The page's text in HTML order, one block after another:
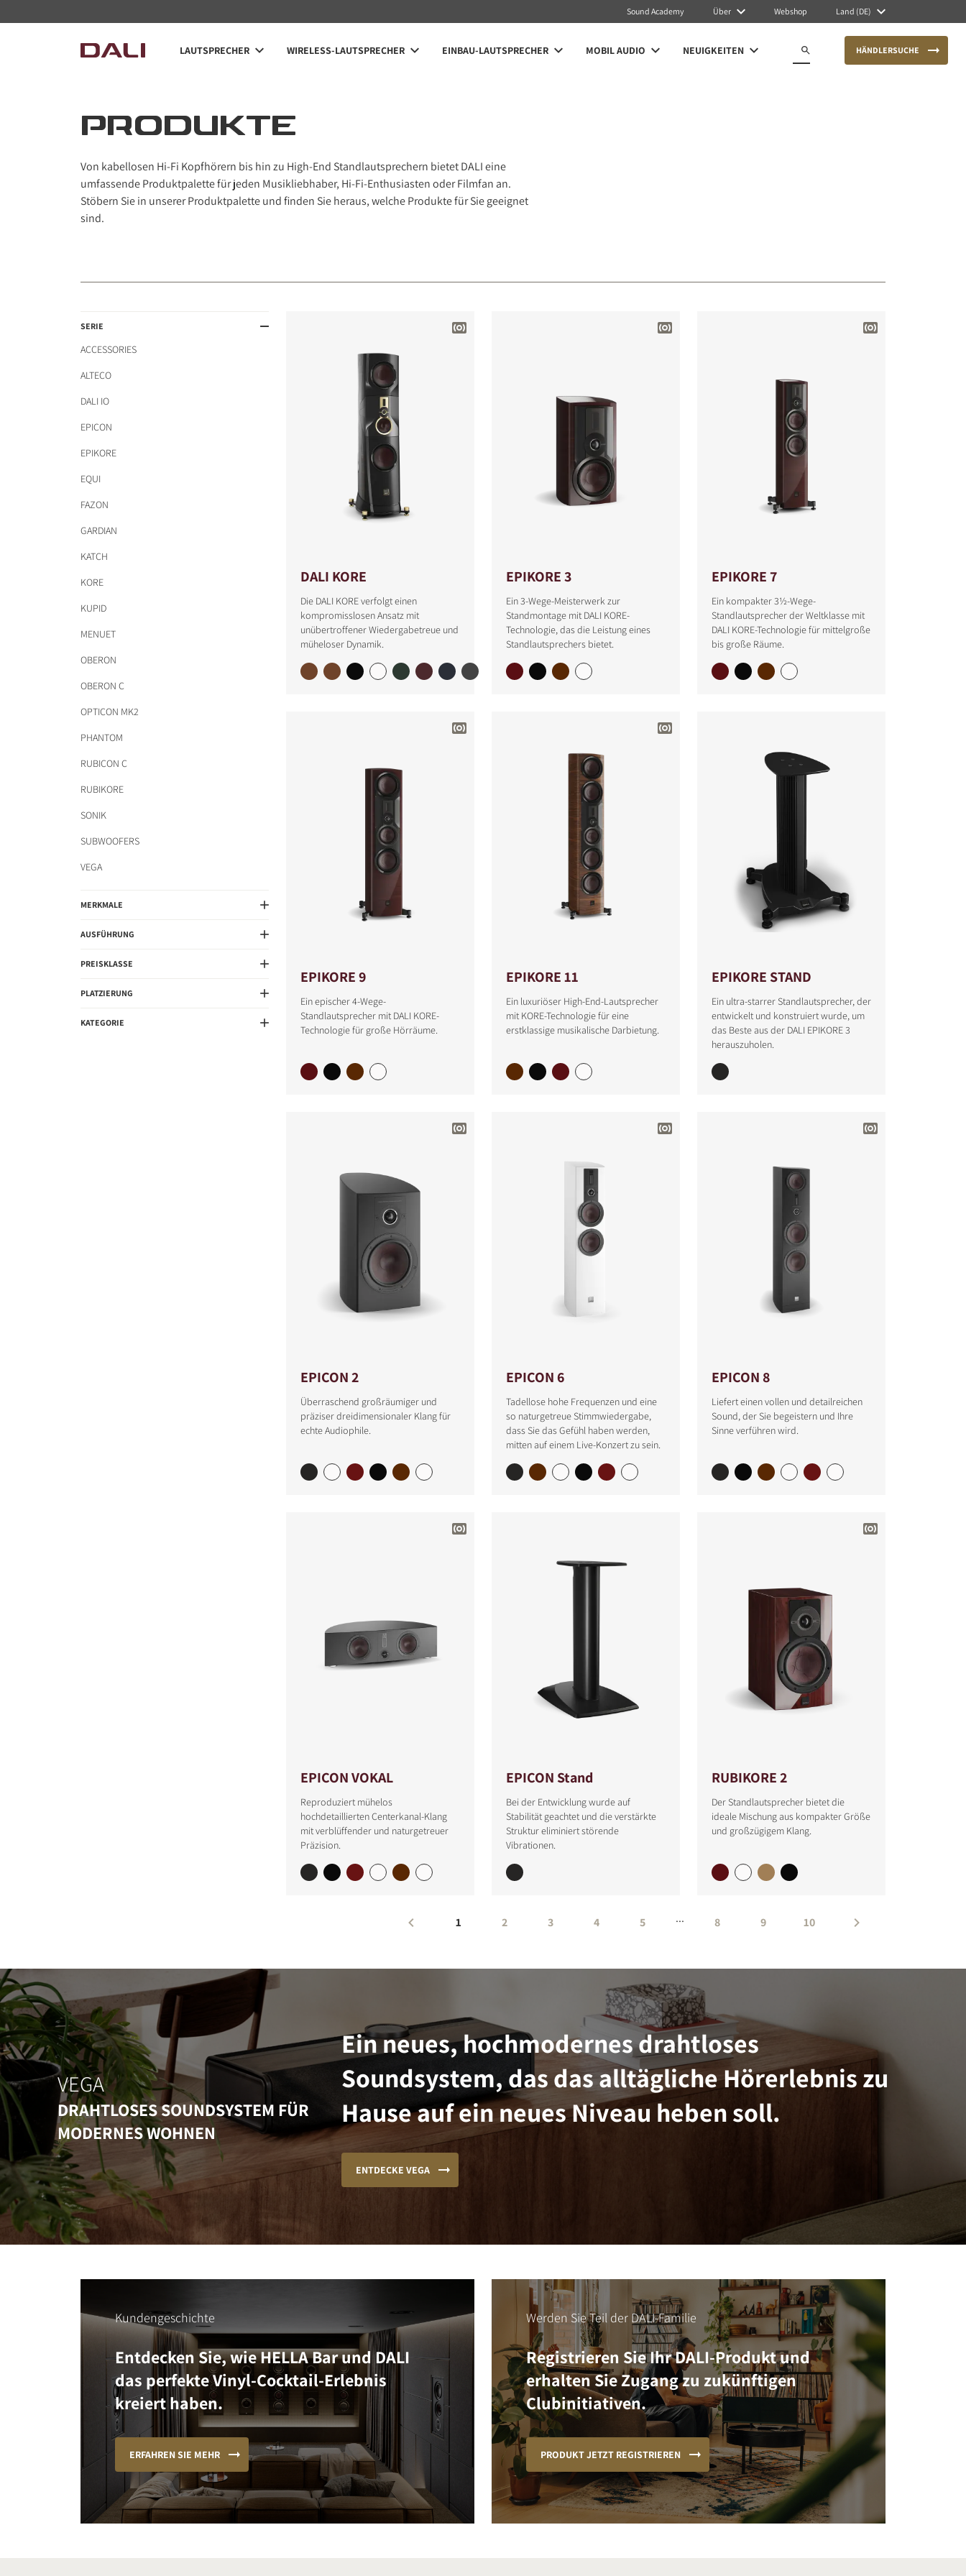
Sound Academy Über Webshop Land (DE)
LAUTSPRECHER WIRELESS-LAUTSPRECHER EINBAU-LAUTSPRECHER MOBIL AUDIO NEUIGKEITEN HÄNDLERSUCHE
PRODUKTE
Von kabellosen Hi-Fi Kopfhörern bis hin zu High-End Standlautsprechern bietet DALI eine
umfassende Produktpalette für jeden Musikliebhaber, Hi-Fi-Enthusiasten oder Filmfan an.
Stöbern Sie in unserer Produktpalette und finden Sie heraus, welche Produkte für Sie geeignet
sind.
SERIE
ACCESSORIES
ALTECO
DALI IO
EPICON
EPIKORE
EQUI
FAZON
GARDIAN
KATCH
KORE
KUPID
MENUET
OBERON
OBERON C
OPTICON MK2
PHANTOM
RUBICON C
RUBIKORE
SONIK
SUBWOOFERS
VEGA
MERKMALE
AUSFÜHRUNG
PREISKLASSE
PLATZIERUNG
KATEGORIE
DALI KORE
Die DALI KORE verfolgt einen
kompromisslosen Ansatz mit
unübertroffener Wiedergabetreue und
müheloser Dynamik.
EPIKORE 3
Ein 3-Wege-Meisterwerk zur
Standmontage mit DALI KORE-
Technologie, das die Leistung eines
Standlautsprechers bietet.
EPIKORE 7
Ein kompakter 3½-Wege-
Standlautsprecher der Weltklasse mit
DALI KORE-Technologie für mittelgroße
bis große Räume.
EPIKORE 9
Ein epischer 4-Wege-
Standlautsprecher mit DALI KORE-
Technologie für große Hörräume.
EPIKORE 11
Ein luxuriöser High-End-Lautsprecher
mit KORE-Technologie für eine
erstklassige musikalische Darbietung.
EPIKORE STAND
Ein ultra-starrer Standlautsprecher, der
entwickelt und konstruiert wurde, um
das Beste aus der DALI EPIKORE 3
herauszuholen.
EPICON 2
Überraschend großräumiger und
präziser dreidimensionaler Klang für
echte Audiophile.
EPICON 6
Tadellose hohe Frequenzen und eine
so naturgetreue Stimmwiedergabe,
dass Sie das Gefühl haben werden,
mitten auf einem Live-Konzert zu sein.
EPICON 8
Liefert einen vollen und detailreichen
Sound, der Sie begeistern und Ihre
Sinne verführen wird.
EPICON VOKAL
Reproduziert mühelos
hochdetaillierten Centerkanal-Klang
mit verblüffender und naturgetreuer
Präzision.
EPICON Stand
Bei der Entwicklung wurde auf
Stabilität geachtet und die verstärkte
Struktur eliminiert störende
Vibrationen.
RUBIKORE 2
Der Standlautsprecher bietet die
ideale Mischung aus kompakter Größe
und großzügigem Klang.
1 2 3 4 5 ... 8 9 10
PRODUKTE VERGLEICHEN
VEGA
DRAHTLOSES SOUNDSYSTEM FÜR
MODERNES WOHNEN
Ein neues, hochmodernes drahtloses
Soundsystem, das das alltägliche Hörerlebnis zu
Hause auf ein neues Niveau heben soll.
ENTDECKE VEGA
Kundengeschichte
Entdecken Sie, wie HELLA Bar und DALI
das perfekte Vinyl-Cocktail-Erlebnis
kreiert haben.
ERFAHREN SIE MEHR
Werden Sie Teil der DALI-Familie
Registrieren Sie Ihr DALI-Produkt und
erhalten Sie Zugang zu zukünftigen
Clubinitiativen.
PRODUKT JETZT REGISTRIEREN